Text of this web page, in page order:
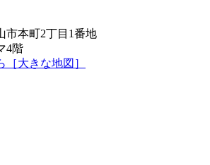
市本町2丁目1番地
4階
大きな地図］